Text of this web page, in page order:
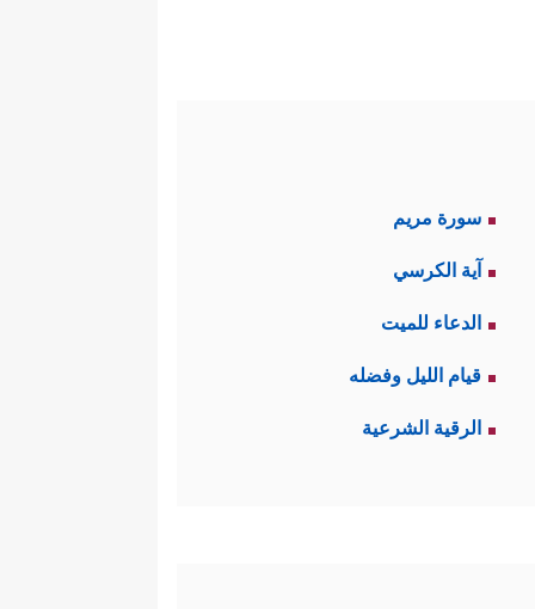
سورة مريم
آية الكرسي
الدعاء للميت
قيام الليل وفضله
الرقية الشرعية